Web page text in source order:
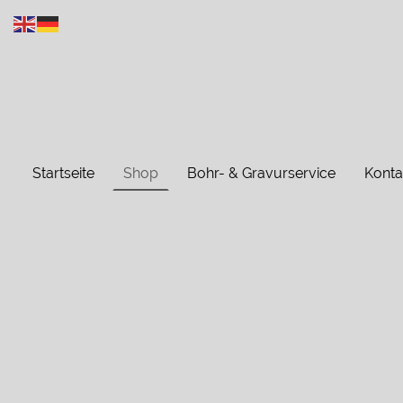
Startseite Shop Bohr- & Gravurservice